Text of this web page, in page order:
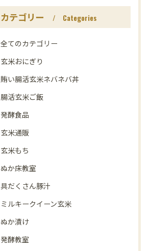
カテゴリー Categories
全てのカテゴリー
玄米おにぎり
賄い腸活玄米ネバネバ丼
腸活玄米ご飯
発酵食品
玄米通販
玄米もち
ぬか床教室
具だくさん豚汁
ミルキークイーン玄米
ぬか漬け
発酵教室